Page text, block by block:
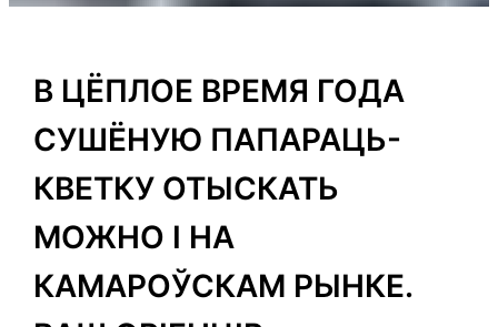
В ЦЁПЛОЕ ВРЕМЯ ГОДА
СУШЁНУЮ ПАПАРАЦЬ-
КВЕТКУ ОТЫСКАТЬ
МОЖНО І НА
КАМАРОЎСКАМ РЫНКЕ.